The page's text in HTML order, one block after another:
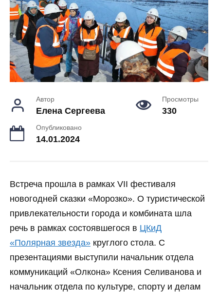
Автор
Елена Сергеева
Просмотры
330
Опубликовано
14.01.2024
Встреча прошла в рамках VII фестиваля
новогодней сказки «Морозко». О туристической
привлекательности города и комбината шла
речь в рамках состоявшегося в ЦКиД
«Полярная звезда» круглого стола. С
презентациями выступили начальник отдела
коммуникаций «Олкона» Ксения Селиванова и
начальник отдела по культуре, спорту и делам